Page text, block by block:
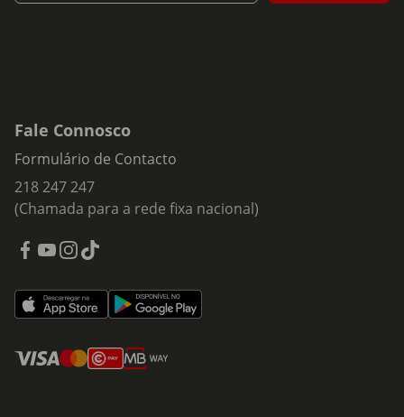
Fale Connosco
Formulário de Contacto
218 247 247
(Chamada para a rede fixa nacional)